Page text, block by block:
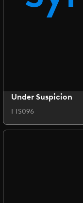
Under Suspicion
FTS096